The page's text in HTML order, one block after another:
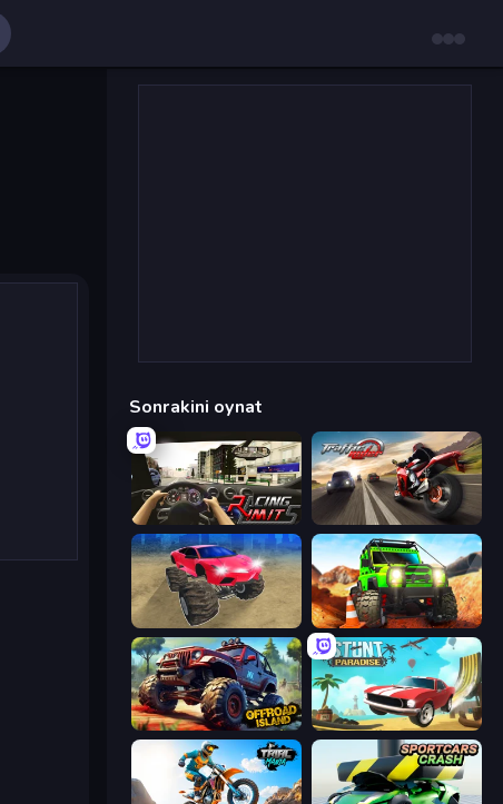
Sonrakini oynat
Racing Limits Traffic Rider
Offroad Life 3D
Offroad Island Stunt Paradise